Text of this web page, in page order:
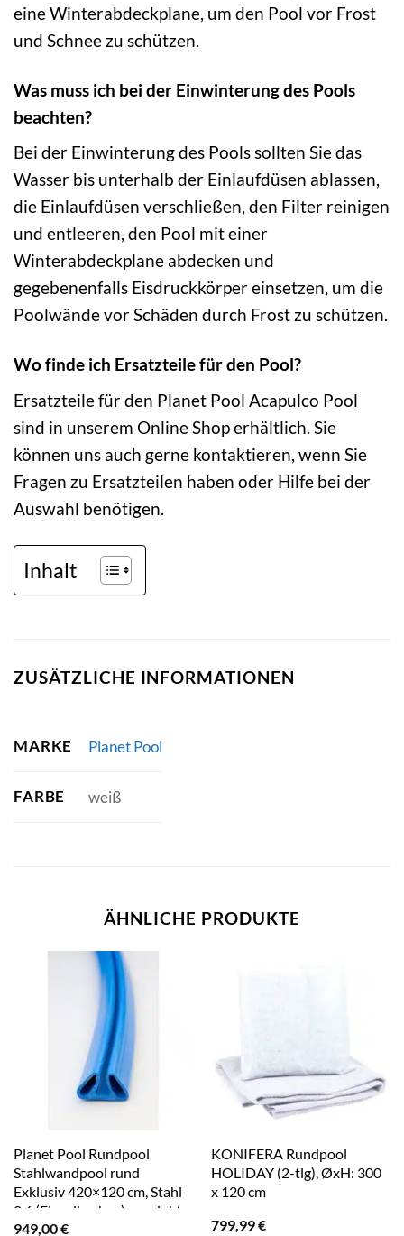
eine Winterabdeckplane, um den Pool vor Frost
und Schnee zu schützen.
Was muss ich bei der Einwinterung des Pools
beachten?
Bei der Einwinterung des Pools sollten Sie das
Wasser bis unterhalb der Einlaufdüsen ablassen,
die Einlaufdüsen verschließen, den Filter reinigen
und entleeren, den Pool mit einer
Winterabdeckplane abdecken und
gegebenenfalls Eisdruckkörper einsetzen, um die
Poolwände vor Schäden durch Frost zu schützen.
Wo finde ich Ersatzteile für den Pool?
Ersatzteile für den Planet Pool Acapulco Pool
sind in unserem Online Shop erhältlich. Sie
können uns auch gerne kontaktieren, wenn Sie
Fragen zu Ersatzteilen haben oder Hilfe bei der
Auswahl benötigen.
Inhalt
ZUSÄTZLICHE INFORMATIONEN
MARKE Planet Pool
FARBE weiß
ÄHNLICHE PRODUKTE
Planet Pool Rundpool
Stahlwandpool rund
Exklusiv 420×120 cm, Stahl
0,6 (Einzelbecken), verzinkte
Stahlwand
949,00€
KONIFERA Rundpool
HOLIDAY (2-tlg), ØxH: 300
x 120 cm
799,99€